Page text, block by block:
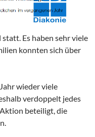
Es haben sehr viele
konnten sich über
wieder viele
verdoppelt jedes
beteiligt, die